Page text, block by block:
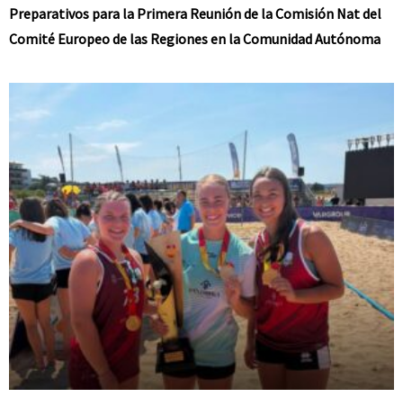
Preparativos para la Primera Reunión de la Comisión Nat del
Comité Europeo de las Regiones en la Comunidad Autónoma